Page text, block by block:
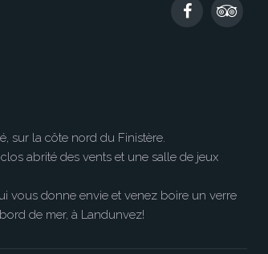
sur la côte nord du Finistère.
abrité des vents et une salle de jeux
vous donne envie et venez boire un verre
de mer, à Landunvez!